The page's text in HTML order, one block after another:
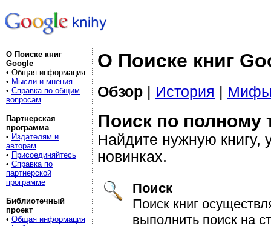
О Поиске книг
Google
• Общая информация
• Мысли и мнения
• Справка по общим
вопросам
Партнерская
программа
• Издателям и
авторам
• Присоединяйтесь
• Справка по
партнерской
программе
Библиотечный
проект
• Общая информация
О Поиске книг
Обзор | История | Мифы
Поиск по полному
Найдите нужную книгу,
новинках.
Поиск
Поиск книг
выполнить поиск на